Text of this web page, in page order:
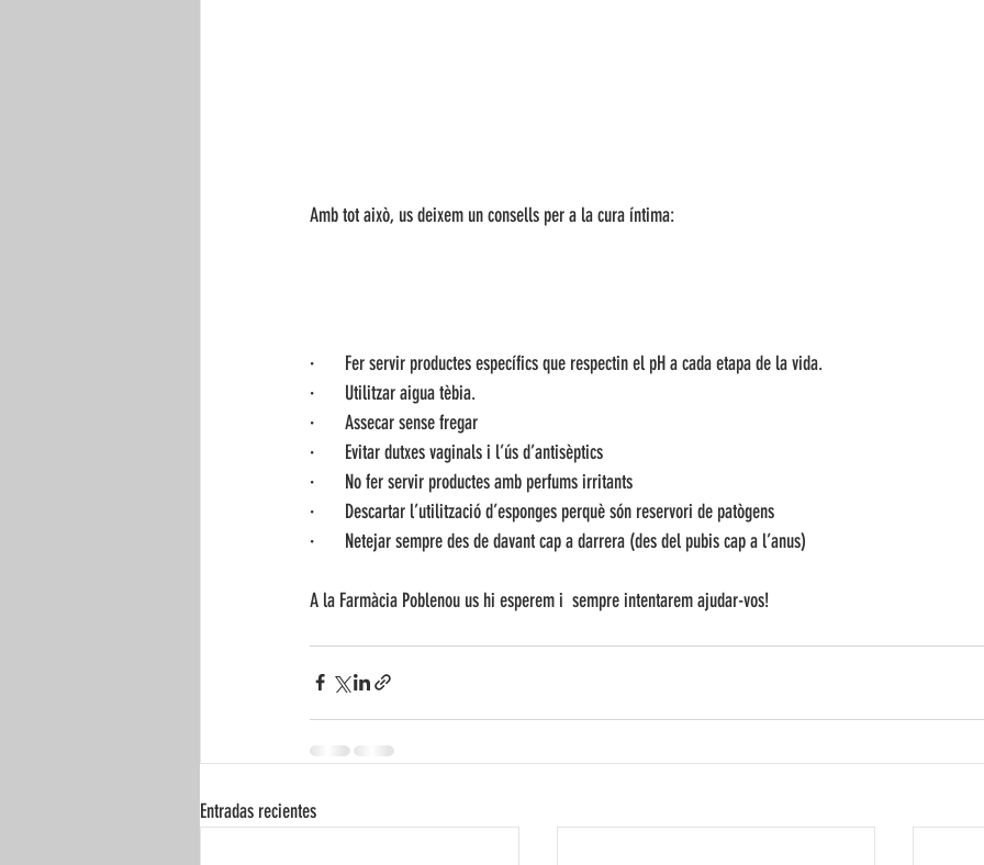
Amb tot això, us deixem un consells per a la cura íntima:
·       Fer servir productes específics que respectin el pH a cada etapa de la vida.
·       Utilitzar aigua tèbia.
·       Assecar sense fregar
·       Evitar dutxes vaginals i l’ús d’antisèptics
·       No fer servir productes amb perfums irritants
·       Descartar l’utilització d’esponges perquè són reservori de patògens
·       Netejar sempre des de davant cap a darrera (des del pubis cap a l’anus)
A la Farmàcia Poblenou us hi esperem i  sempre intentarem ajudar-vos!
Entradas recientes